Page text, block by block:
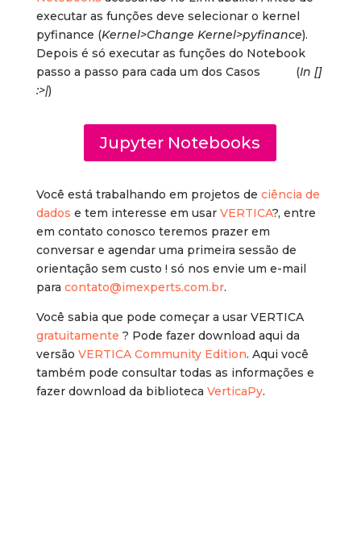
executar as funções deve selecionar o kernel
pyfinance (Kernel>Change Kernel>pyfinance).
Depois é só executar as funções do Notebook
passo a passo para cada um dos Casos (In []
:>|)
Jupyter Notebooks
Você está trabalhando em projetos de ciência de
dados e tem interesse em usar VERTICA?, entre
em contato conosco teremos prazer em
conversar e agendar uma primeira sessão de
orientação sem custo ! só nos envie um e-mail
para contato@imexperts.com.br.
Você sabia que pode começar a usar VERTICA
gratuitamente ? Pode fazer download aqui da
versão VERTICA Community Edition. Aqui você
também pode consultar todas as informações e
fazer download da biblioteca VerticaPy.